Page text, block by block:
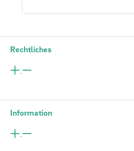
Rechtliches
Information